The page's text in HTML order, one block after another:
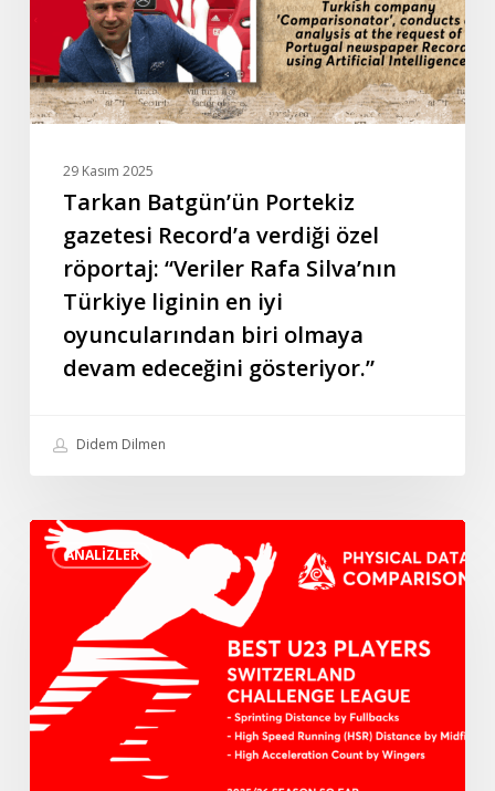
röportaj:
“Veriler
Rafa
oyuncularından
olmaya
devam
29 Kasım 2025
Tarkan Batgün’ün Portekiz
gazetesi Record’a verdiği özel
röportaj: “Veriler Rafa Silva’nın
Türkiye liginin en iyi
oyuncularından biri olmaya
devam edeceğini gösteriyor.”
Didem Dilmen
ANALIZLER
İsviçre
Challenge
Fiziksel
Parametrede
En
İyi